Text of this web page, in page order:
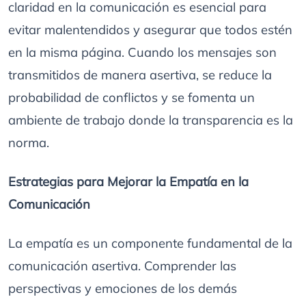
claridad en la comunicación es esencial para
evitar malentendidos y asegurar que todos estén
en la misma página. Cuando los mensajes son
transmitidos de manera asertiva, se reduce la
probabilidad de conflictos y se fomenta un
ambiente de trabajo donde la transparencia es la
norma.
Estrategias para Mejorar la Empatía en la
Comunicación
La empatía es un componente fundamental de la
comunicación asertiva. Comprender las
perspectivas y emociones de los demás